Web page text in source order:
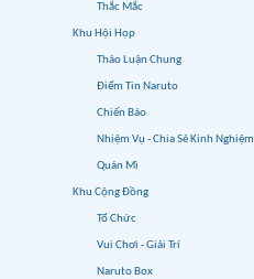
Thắc Mắc
Khu Hội Họp
Thảo Luận Chung
Điểm Tin Naruto
Chiến Báo
Nhiệm Vụ - Chia Sẻ Kinh Nghiệm
Quán Mì
Khu Cộng Đồng
Tổ Chức
Vui Chơi - Giải Trí
Naruto Box